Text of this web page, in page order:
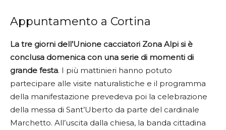
Appuntamento a Cortina
La tre giorni dell’Unione cacciatori Zona Alpi si è
conclusa domenica con una serie di momenti di
grande festa. I più mattinieri hanno potuto
partecipare alle visite naturalistiche e il programma
della manifestazione prevedeva poi la celebrazione
della messa di Sant’Uberto da parte del cardinale
Marchetto. All’uscita dalla chiesa, la banda cittadina